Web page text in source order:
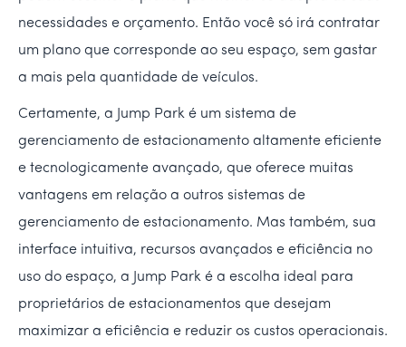
necessidades e orçamento. Então você só irá contratar
um plano que corresponde ao seu espaço, sem gastar
a mais pela quantidade de veículos.
Certamente, a Jump Park é um sistema de
gerenciamento de estacionamento altamente eficiente
e tecnologicamente avançado, que oferece muitas
vantagens em relação a outros sistemas de
gerenciamento de estacionamento. Mas também, sua
interface intuitiva, recursos avançados e eficiência no
uso do espaço, a Jump Park é a escolha ideal para
proprietários de estacionamentos que desejam
maximizar a eficiência e reduzir os custos operacionais.